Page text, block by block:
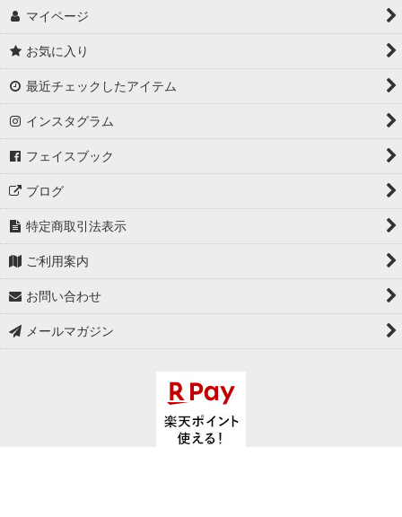
マイページ
お気に入り
最近チェックしたアイテム
インスタグラム
フェイスブック
ブログ
特定商取引法表示
ご利用案内
お問い合わせ
メールマガジン